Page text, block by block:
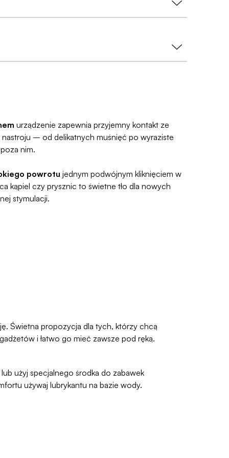
wyciągu bankowym- nazwa sklepu nie
teraz – wyślemy w kolejny dzień roboczy.
następnego dnia!
ponieważ
urządzenie zapewnia przyjemny kontakt ze
– od delikatnych muśnięć po wyraziste
nim.
powrotu jednym podwójnym kliknięciem w
kąpiel czy prysznic to świetne tło dla nowych
stymulacji.
Świetna propozycja dla tych, którzy chcą
i łatwo go mieć zawsze pod ręką.
lub użyj specjalnego środka do zabawek
używaj lubrykantu na bazie wody.